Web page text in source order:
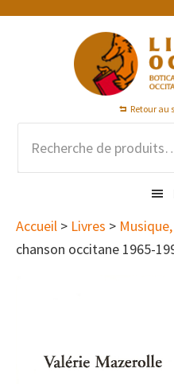
Passer
Passer
Passer
Retour au
Accueil > Livres >
chanson occitane 1965-